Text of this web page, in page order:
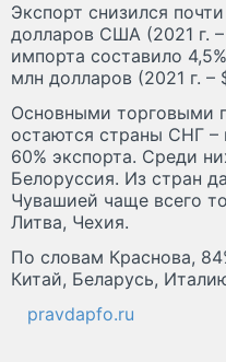
Экспорт снизился
долларов США (2021 г.
импорта составило
млн долларов (2021 г. –
Основными торговыми
остаются страны СНГ –
60% экспорта. Среди
Белоруссия. Из стран
Чувашией чаще всего
Литва, Чехия.
По словам Краснова,
Китай, Беларусь,
pravdapfo.ru